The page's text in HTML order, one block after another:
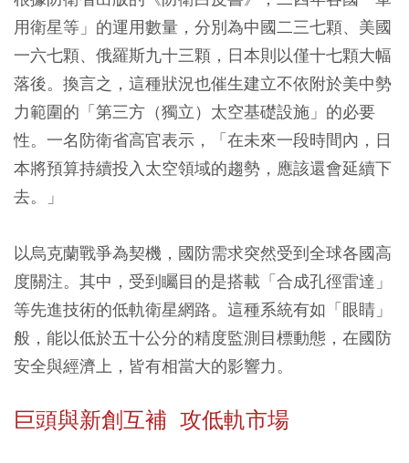
用衛星等」的運用數量，分別為中國二三七顆、美國
一六七顆、俄羅斯九十三顆，日本則以僅十七顆大幅
落後。換言之，這種狀況也催生建立不依附於美中勢
力範圍的「第三方（獨立）太空基礎設施」的必要
性。一名防衛省高官表示，「在未來一段時間內，日
本將預算持續投入太空領域的趨勢，應該還會延續下
去。」
以烏克蘭戰爭為契機，國防需求突然受到全球各國高
度關注。其中，受到矚目的是搭載「合成孔徑雷達」
等先進技術的低軌衛星網路。這種系統有如「眼睛」
般，能以低於五十公分的精度監測目標動態，在國防
安全與經濟上，皆有相當大的影響力。
巨頭與新創互補 攻低軌市場